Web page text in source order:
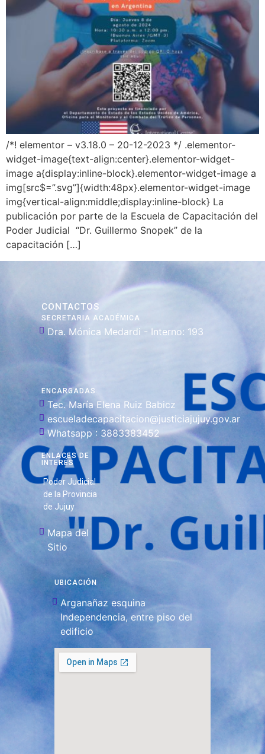
/*! elementor – v3.18.0 – 20-12-2023 */ .elementor-
widget-image{text-align:center}.elementor-widget-
image a{display:inline-block}.elementor-widget-image a
img[src$=”.svg”]{width:48px}.elementor-widget-image
img{vertical-align:middle;display:inline-block} La
publicación por parte de la Escuela de Capacitación del
Poder Judicial “Dr. Guillermo Snopek” de la
capacitación […]
CONTACTOS
SECRETARIA ACADÉMICA
Dra. Mónica Medardi - Interno: 193
ENCARGADAS
Tec. María Elena Ruiz Babicz
escueladecapacitacion@justiciajujuy.gov.ar
Whatsapp : 3883383452
ENLACES DE
INTERÉS
Poder Judicial
de la Provincia
de Jujuy
Mapa del
Sitio
UBICACIÓN
Arganañaz esquina
Independencia, entre piso del
edificio